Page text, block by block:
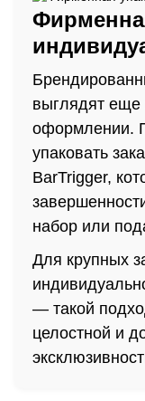
выглядят
оформлении.
упаковать
BarTrigger,
набор или
Для крупных
— такой
целостной и